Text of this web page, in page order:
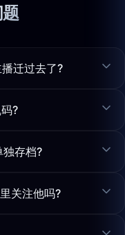
迁过去了?
?
存档?
关注他吗?